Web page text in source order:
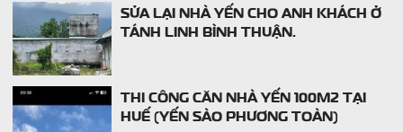
SỬA LẠI NHÀ YẾN CHO ANH KHÁCH Ở
TÁNH LINH BÌNH THUẬN.
THI CÔNG CĂN NHÀ YẾN 100M2 TẠI
HUẾ (YẾN SÀO PHƯƠNG TOÀN)